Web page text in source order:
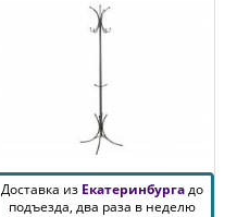
Доставка из Екатеринбургадо
подъезда, два раза в неделю